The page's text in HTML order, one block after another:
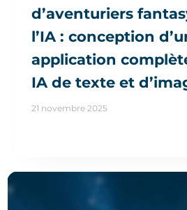
d’aventuriers
l’IA : conception
application
IA de texte et
21 novembre 2025